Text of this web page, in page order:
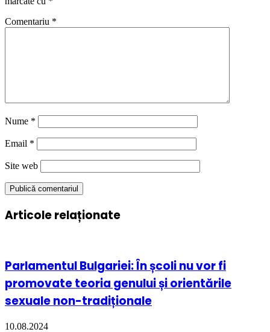
Comentariu *
Nume *
Email *
Site web
Articole relaționate
Parlamentul Bulgariei: În școli nu vor fi
promovate teoria genului și orientările
sexuale non-tradiționale
10.08.2024